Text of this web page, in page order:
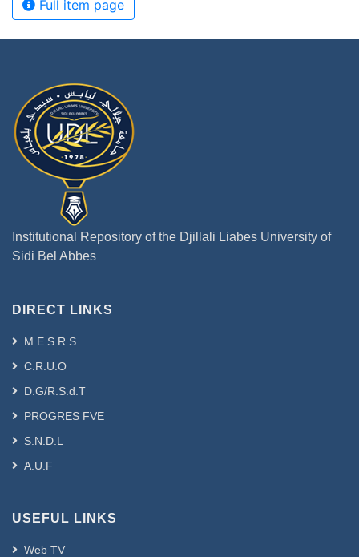
Full item page
Institutional Repository of the Djillali Liabes University of
Sidi Bel Abbes
DIRECT LINKS
M.E.S.R.S
C.R.U.O
D.G/R.S.d.T
PROGRES FVE
S.N.D.L
A.U.F
USEFUL LINKS
Web TV